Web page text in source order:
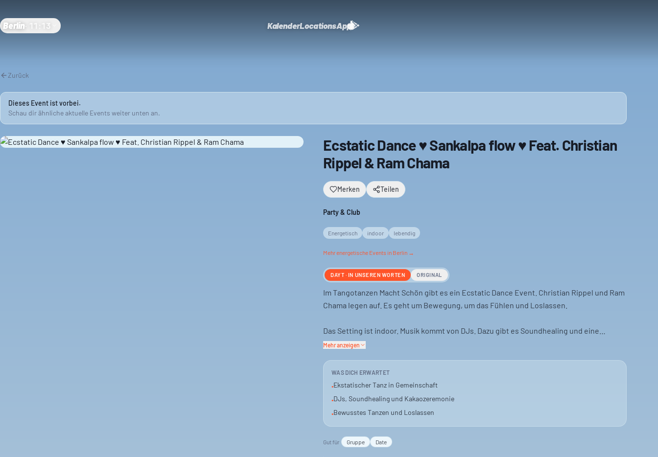
Berlin· 11:13 KalenderLocationsApp
Zurück
Dieses Event ist vorbei.
Schau dir ähnliche aktuelle Events weiter unten an.
Ecstatic Dance ♥ Sankalpa flow ♥ Feat. Christian
Rippel & Ram Chama
Merken Teilen
Party & Club
Energetisch indoor lebendig
Mehrenergetische Events in Berlin →
DAYT · IN UNSEREN WORTEN ORIGINAL
Im Tangotanzen Macht Schön gibt es ein Ecstatic Dance Event. Christian Rippel und Ram
Chama legen auf. Es geht um Bewegung, um das Fühlen und Loslassen.
Das Setting ist indoor. Musik kommt von DJs. Dazu gibt es Soundhealing und eine
Kakaozeremonie. Eine bewusste Community trifft sich hier.
Es ist eine Party, aber anders. Elektronische Musik, Tanzen, gemeinsames Erleben. Für
alle, die sich auf den Flow einlassen wollen.
Mehr anzeigen
WAS DICH ERWARTET
•Ekstatischer Tanz in Gemeinschaft
•DJs, Soundhealing und Kakaozeremonie
•Bewusstes Tanzen und Loslassen
Gut für Gruppe Date